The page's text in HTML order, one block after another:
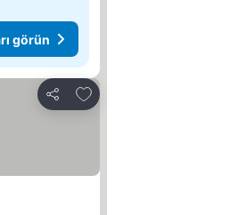
görün
Paylaş
Favorilerime ekle